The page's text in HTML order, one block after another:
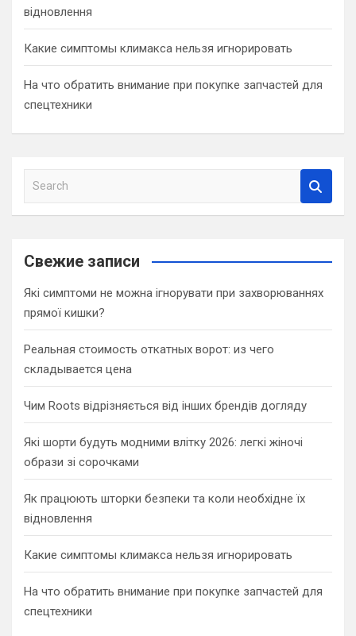
відновлення
Какие симптомы климакса нельзя игнорировать
На что обратить внимание при покупке запчастей для
спецтехники
a
c
Свежие записи
Які симптоми не можна ігнорувати при захворюваннях
прямої кишки?
Реальная стоимость откатных ворот: из чего
складывается цена
Чим Roots відрізняється від інших брендів догляду
Які шорти будуть модними влітку 2026: легкі жіночі
образи зі сорочками
Як працюють шторки безпеки та коли необхідне їх
відновлення
Какие симптомы климакса нельзя игнорировать
На что обратить внимание при покупке запчастей для
спецтехники